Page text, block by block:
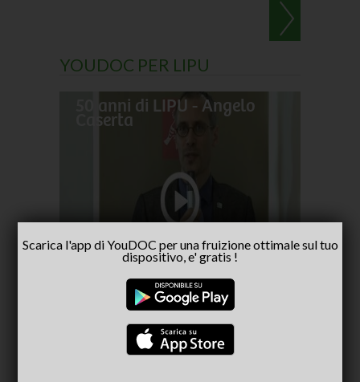
YOUDOC PER LIPU
50 anni di LIPU - Angelo
Caserta
No
Capria
Scarica l'app di YouDOC per una fruizione ottimale sul tuo
dispositivo, e' gratis !